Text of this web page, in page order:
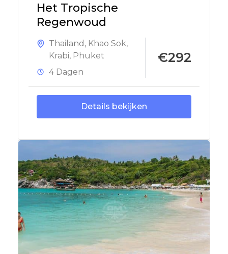
Het Tropische
Regenwoud
Thailand , Khao Sok,
Krabi, Phuket
4 Dagen
€292
Details bekijken